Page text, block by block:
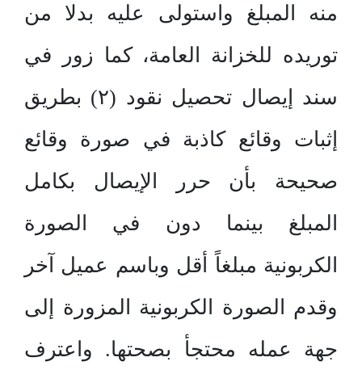
منه المبلغ واستولى عليه بدلا من
توريده للخزانة العامة، كما زور في
سند إيصال تحصيل نقود (۲) بطريق
إثبات وقائع كاذبة في صورة وقائع
صحيحة بأن حرر الإيصال بكامل
المبلغ بينما دون في الصورة
الكربونية مبلغاً أقل وباسم عميل آخر
وقدم الصورة الكربونية المزورة إلى
جهة عمله محتجأ بصحتها. واعترف